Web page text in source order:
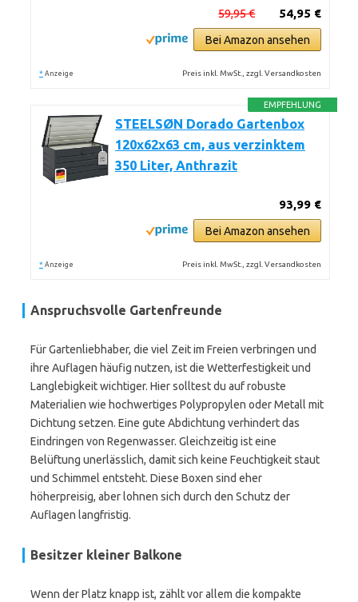
54,95 €
59,95 €
Bei Amazon ansehen
* Anzeige Preis inkl. MwSt., zzgl. Versandkosten
EMPFEHLUNG
STEELSØN Dorado Gartenbox
120x62x63 cm, aus verzinktem
350 Liter, Anthrazit
93,99 €
Bei Amazon ansehen
* Anzeige Preis inkl. MwSt., zzgl. Versandkosten
Anspruchsvolle Gartenfreunde
Für Gartenliebhaber, die viel Zeit im Freien verbringen und
ihre Auflagen häufig nutzen, ist die Wetterfestigkeit und
Langlebigkeit wichtiger. Hier solltest du auf robuste
Materialien wie hochwertiges Polypropylen oder Metall mit
Dichtung setzen. Eine gute Abdichtung verhindert das
Eindringen von Regenwasser. Gleichzeitig ist eine
Belüftung unerlässlich, damit sich keine Feuchtigkeit staut
und Schimmel entsteht. Diese Boxen sind eher
höherpreisig, aber lohnen sich durch den Schutz der
Auflagen langfristig.
Besitzer kleiner Balkone
Wenn der Platz knapp ist, zählt vor allem die kompakte